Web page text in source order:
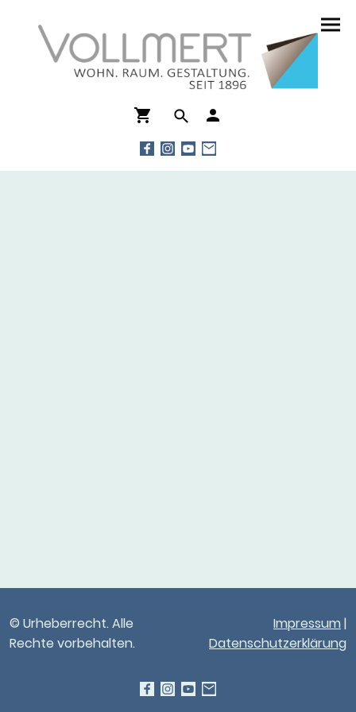
© Urheberrecht. Alle
Rechte vorbehalten.
Impressum |
Datenschutzerklärung